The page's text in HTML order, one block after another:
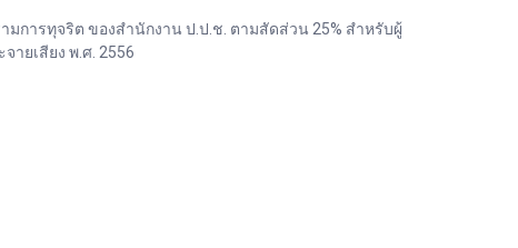
การทุจริต ของสำนักงาน ป.ป.ช. ตามสัดส่วน 25% สำหรับผู้
ายเสียง พ.ศ. 2556